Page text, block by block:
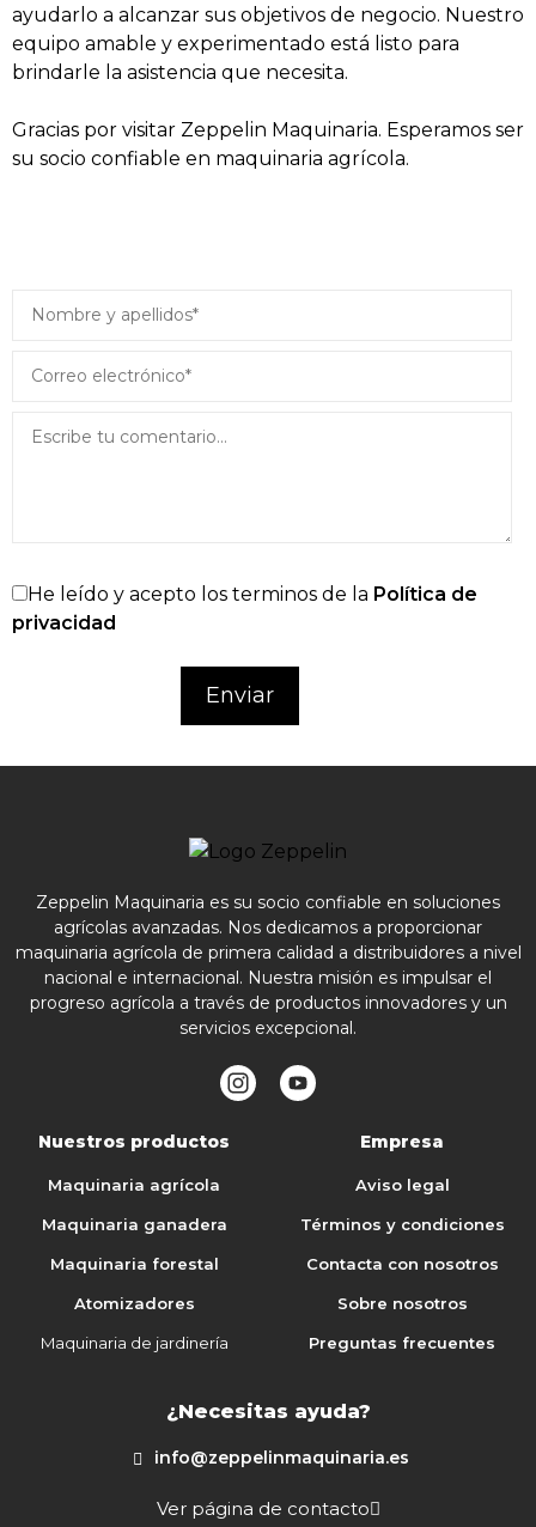
ayudarlo a alcanzar sus objetivos de negocio. Nuestro
equipo amable y experimentado está listo para
brindarle la asistencia que necesita.
Gracias por visitar Zeppelin Maquinaria. Esperamos ser
su socio confiable en maquinaria agrícola.
He leído y acepto los terminos de la Política de
privacidad
Zeppelin Maquinaria es su socio confiable en soluciones
agrícolas avanzadas. Nos dedicamos a proporcionar
maquinaria agrícola de primera calidad a distribuidores a nivel
nacional e internacional. Nuestra misión es impulsar el
progreso agrícola a través de productos innovadores y un
servicios excepcional.
Nuestros productos
Maquinaria agrícola
Maquinaria ganadera
Maquinaria forestal
Atomizadores
Maquinaria de jardinería
Empresa
Aviso legal
Términos y condiciones
Contacta con nosotros
Sobre nosotros
Preguntas frecuentes
¿Necesitas ayuda?
info@zeppelinmaquinaria.es
Ver página de contacto